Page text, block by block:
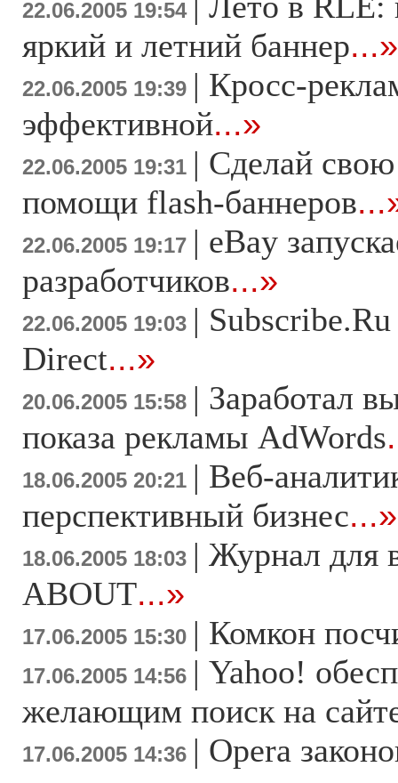
22.06.2005 19:54
яркий и летний баннер...»
22.06.2005 19:39 | Кросс-
эффективной...»
22.06.2005 19:31 | Сделай
помощи flash-баннеров
22.06.2005 19:17 | eBay
разработчиков...»
22.06.2005 19:03 |
Direct...»
20.06.2005 15:58 | Заработал
показа рекламы AdWords
18.06.2005 20:21 | Веб-
перспективный бизнес...»
18.06.2005 18:03 | Журнал для
ABOUT...»
17.06.2005 15:30 | Комкон
17.06.2005 14:56 | Yahoo!
желающим поиск на
17.06.2005 14:36 | Opera